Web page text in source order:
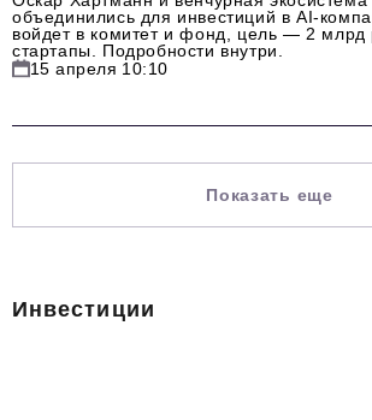
Телефон редакции:+7 495 727-01-67
Информационный отдел
Отдел по работе с партнерами
объединились для инвестиций в AI-
войдет в комитет и фонд, цель — 2 млрд
стартапы. Подробности внутри.
15 апреля 10:10
Показать еще
Инвестиции